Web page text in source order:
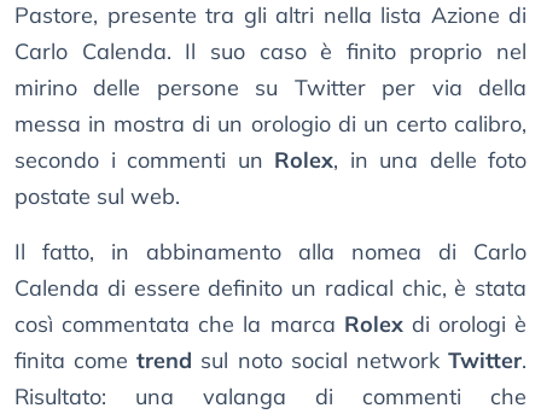
Pastore, presente tra gli altri nella lista Azione di
Carlo Calenda. Il suo caso è finito proprio nel
mirino delle persone su Twitter per via della
messa in mostra di un orologio di un certo calibro,
secondo i commenti un Rolex, in una delle foto
postate sul web.
Il fatto, in abbinamento alla nomea di Carlo
Calenda di essere definito un radical chic, è stata
così commentata che la marca Rolexdi orologi è
finita cometrend sul noto social networkTwitter.
Risultato: una valanga di commenti che